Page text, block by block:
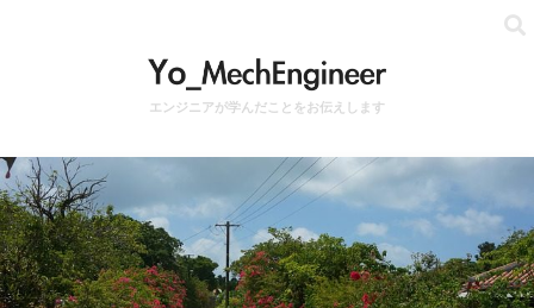
エンジニアが学んだことをお伝えします